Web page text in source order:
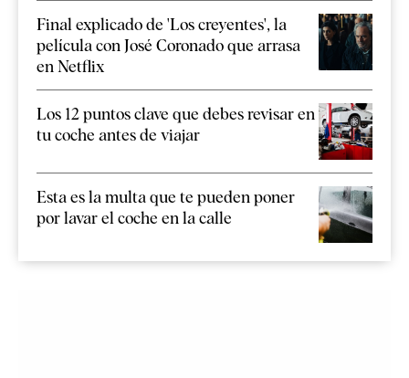
Final explicado de 'Los creyentes', la
película con José Coronado que arrasa
en Netflix
Los 12 puntos clave que debes revisar en
tu coche antes de viajar
Esta es la multa que te pueden poner
por lavar el coche en la calle